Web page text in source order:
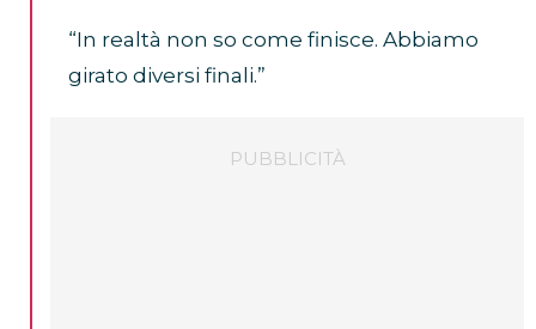
“In realtà non so come finisce. Abbiamo
girato diversi finali.”